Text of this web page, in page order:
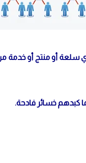
سلعة أو منتج أو
كبدهم خسائر فادحة.